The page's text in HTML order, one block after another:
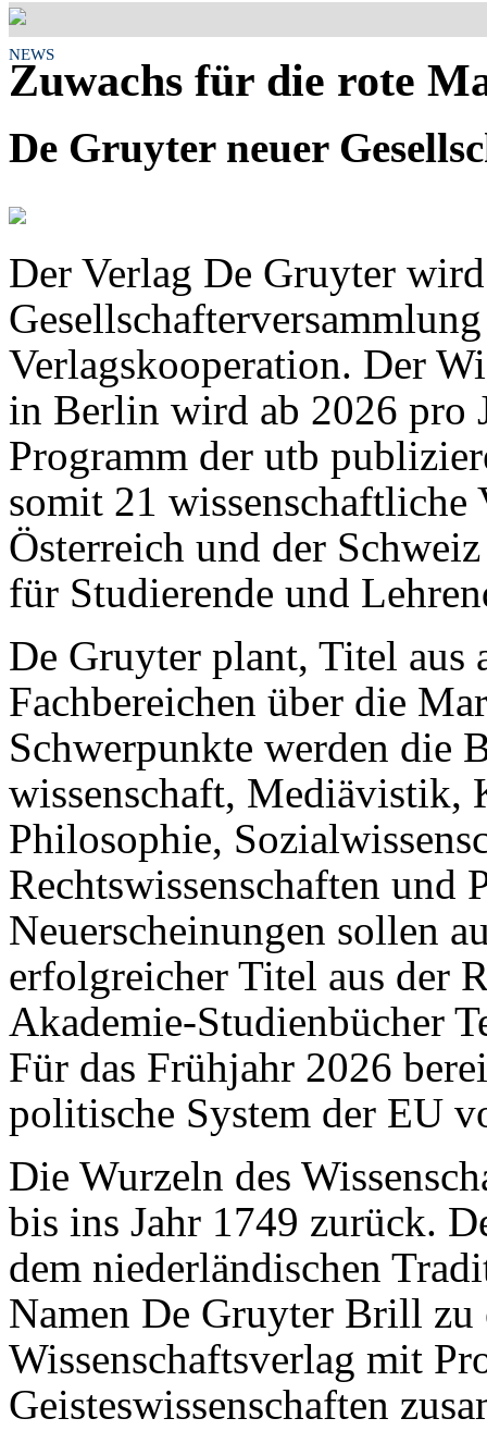
NEWS
Zuwachs für die rote
De Gruyter neuer
Der Verlag De Gruyter
Verlagskooperation. Der
in Berlin wird ab 2026 pro
Pro­gramm der utb
somit 21 wissenschaftliche
Österreich und der
für Studierende und
De Gruyter plant, Titel aus
Fachbereichen über die
Schwerpunkte werden die
wissenschaft, Mediävistik,
Philosophie,
Rechtswissenschaften und
Neuerschei­nungen sollen
erfolgreicher Titel aus der
Akademie-Studienbücher
Für das Frühjahr 2026
politische System der EU
Die Wurzeln des
bis ins Jahr 1749 zurück.
dem niederländischen
Namen De Gruyter Brill
Wissenschaftsverlag mit
Geisteswissenschaften